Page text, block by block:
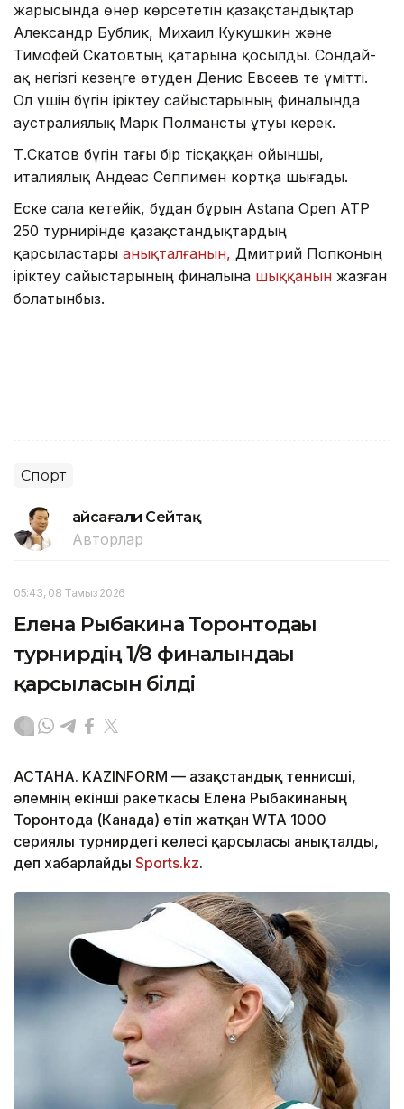
жарысында өнер көрсететін қазақстандықтар
Александр Бублик, Михаил Кукушкин және
Тимофей Скатовтың қатарына қосылды. Сондай-
ақ негізгі кезеңге өтуден Денис Евсеев те үмітті.
Ол үшін бүгін іріктеу сайыстарының финалында
аустралиялық Марк Полмансты ұтуы керек.
Т.Скатов бүгін тағы бір тісқаққан ойыншы,
италиялық Андеас Сеппимен кортқа шығады.
Еске сала кетейік, бұдан бұрын Astana Open ATP
250 турнирінде қазақстандықтардың
қарсыластары анықталғанын, Дмитрий Попконың
іріктеу сайыстарының финалына шыққанын жазған
болатынбыз.
Спорт
Ғайсағали Сейтақ
Авторлар
05:43, 08 Тамыз 2026
Елена Рыбакина Торонтодағы
турнирдің 1/8 финалындағы
қарсыласын білді
АСТАНА. KAZINFORM — Қазақстандық теннисші,
әлемнің екінші ракеткасы Елена Рыбакинаның
Торонтода (Канада) өтіп жатқан WTA 1000
сериялы турнирдегі келесі қарсыласы анықталды,
деп хабарлайды Sports.kz.